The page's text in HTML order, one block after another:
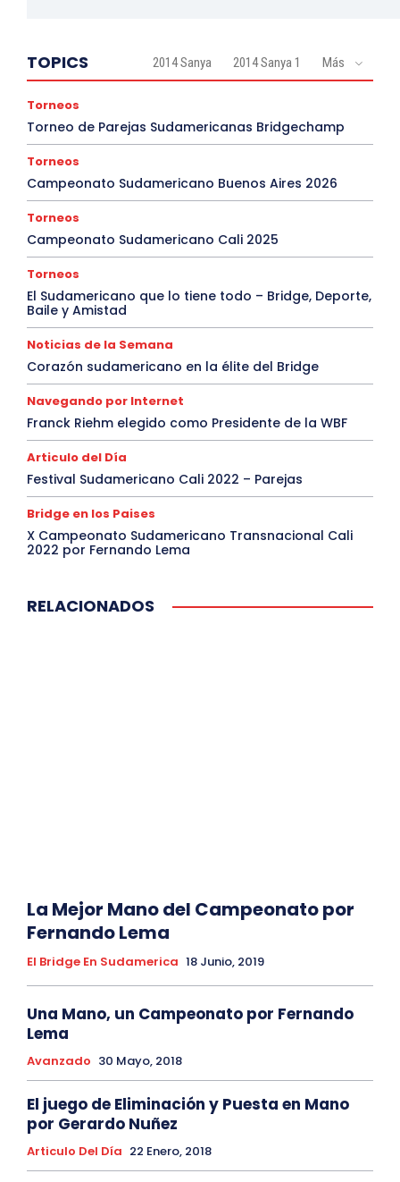
TOPICS 2014 Sanya 2014 Sanya 1 Más
Torneos
Torneo de Parejas Sudamericanas Bridgechamp
Torneos
Campeonato Sudamericano Buenos Aires 2026
Torneos
Campeonato Sudamericano Cali 2025
Torneos
El Sudamericano que lo tiene todo – Bridge, Deporte,
Baile y Amistad
Noticias de la Semana
Corazón sudamericano en la élite del Bridge
Navegando por Internet
Franck Riehm elegido como Presidente de la WBF
Articulo del Día
Festival Sudamericano Cali 2022 – Parejas
Bridge en los Paises
X Campeonato Sudamericano Transnacional Cali
2022 por Fernando Lema
RELACIONADOS
La Mejor Mano del Campeonato por
Fernando Lema
El Bridge En Sudamerica 18 Junio, 2019
Una Mano, un Campeonato por Fernando
Lema
Avanzado 30 Mayo, 2018
El juego de Eliminación y Puesta en Mano
por Gerardo Nuñez
Articulo Del Día 22 Enero, 2018